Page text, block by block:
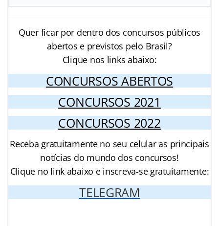
Quer ficar por dentro dos concursos públicos
abertos e previstos pelo Brasil?
Clique nos links abaixo:
CONCURSOS ABERTOS
CONCURSOS 2021
CONCURSOS 2022
Receba gratuitamente no seu celular as principais
notícias do mundo dos concursos!
Clique no link abaixo e inscreva-se gratuitamente:
TELEGRAM